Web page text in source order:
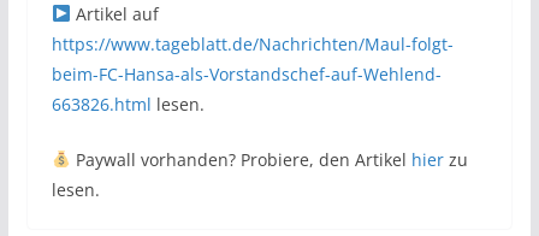
Artikel auf
https://www.tageblatt.de/Nachrichten/Maul-folgt-
beim-FC-Hansa-als-Vorstandschef-auf-Wehlend-
663826.html lesen.
Paywall vorhanden? Probiere, den Artikel hierzu
lesen.